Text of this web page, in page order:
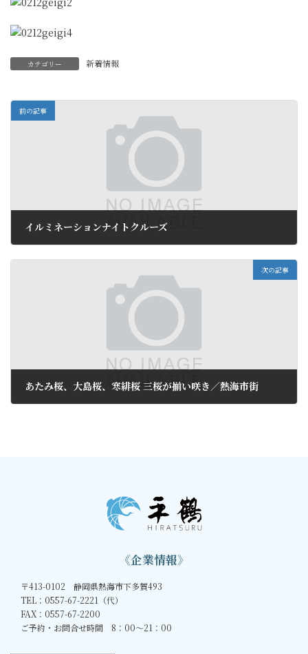
カテゴリー 新着情報
前の記事
イルミネーションナイトクルーズ
次の記事
あたみ桜、大島桜、寒緋桜 三桜が揃い咲き／熱海市街
《企業情報》
〒413-0102 静岡県熱海市下多賀493
TEL：0557-67-2221（代）
FAX：0557-67-2200
ご予約・お問合せ時間 8：00～21：00